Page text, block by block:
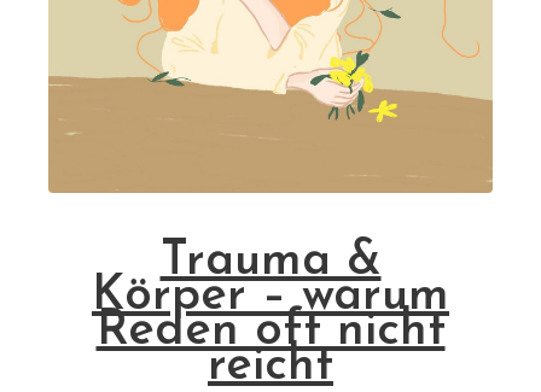
Trauma &
Körper – warum
Reden oft nicht
reicht